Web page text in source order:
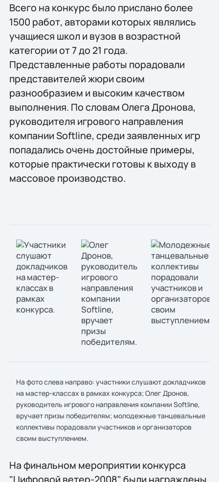
Всего на конкурс было прислано более
1500 работ, авторами которых являлись
учащиеся школ и вузов в возрастной
категории от 7 до 21 года.
Представленные работы порадовали
представителей жюри своим
разнообразием и высоким качеством
выполнения. По словам Олега Дронова,
руководителя игрового направления
компании Softline, среди заявленных игр
попадались очень достойные примеры,
которые практически готовы к выходу в
массовое производство.
На фото слева направо: участники слушают докладчиков
на мастер-классах в рамках конкурса; Олег Дронов,
руководитель игрового направления компании Softline,
вручает призы победителям; молодежные танцевальные
коллективы порадовали участников и организаторов
своим выступлением.
На финальном мероприятии конкурса